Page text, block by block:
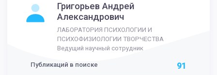
Григорьев Андрей
Александрович
ЛАБОРАТОРИЯ ПСИХОЛОГИИ И
ПСИХОФИЗИОЛОГИИ ТВОРЧЕСТВА
Ведущий научный сотрудник
Публикаций в поиске 91